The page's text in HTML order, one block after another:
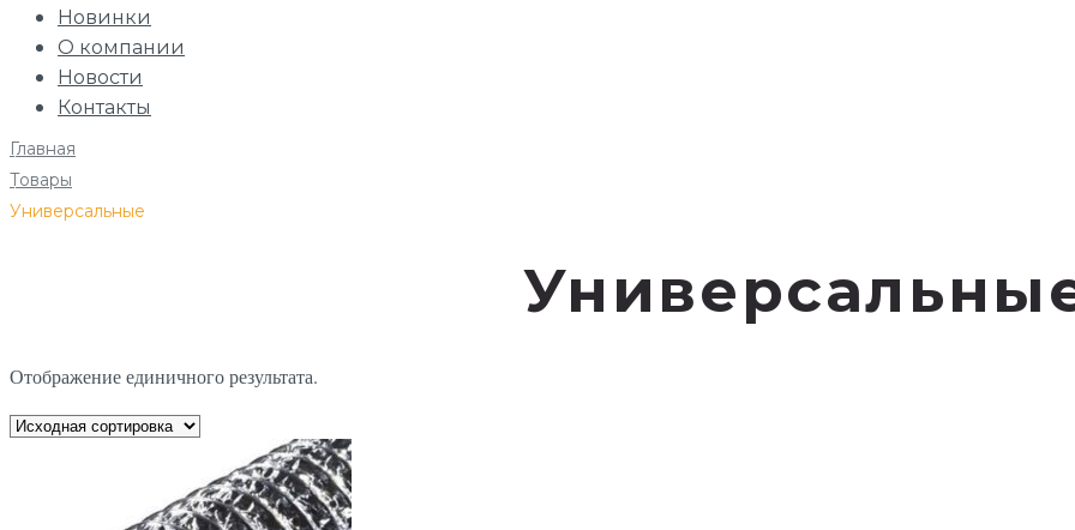
Новинки
О компании
Новости
Контакты
Главная
/
Товары
/
Универсальные
Отображение единичного результата.